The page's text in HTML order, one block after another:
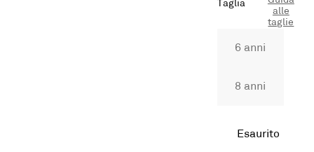
Taglia
alle
taglie
6 anni
8 anni
Esaurito